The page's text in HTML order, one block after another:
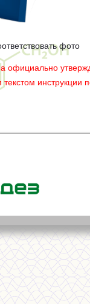
фото
официально